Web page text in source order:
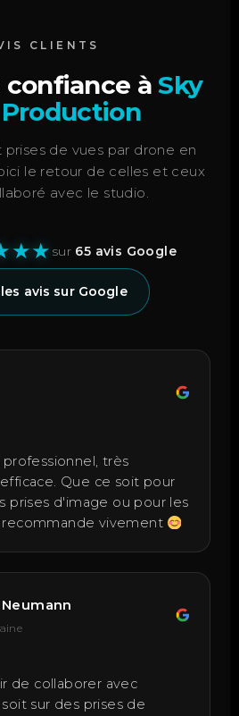
CLIENTS
confiance àSky
prises de vues par drone en
le retour de celles et ceux
avec le studio.
★★ sur 65 avis Google
avis sur Google
très
Que ce soit pour
prises d'image ou pour les
vivement
de collaborer avec
sur des prises de